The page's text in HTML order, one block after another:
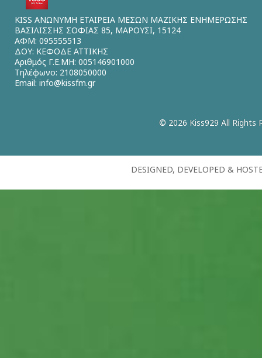
KISS ΑΝΩΝΥΜΗ ΕΤΑΙΡΕΙΑ ΜΕΣΩΝ ΜΑΖΙΚΗΣ ΕΝΗΜΕΡΩΣΗΣ
ΒΑΣΙΛΙΣΣΗΣ ΣΟΦΙΑΣ 85, ΜΑΡΟΥΣΙ, 15124
ΑΦΜ: 095555513
ΔΟΥ: ΚΕΦΟΔΕ ΑΤΤΙΚΗΣ
Αριθμός Γ.Ε.ΜΗ: 005146901000
Τηλέφωνο: 2108050000
Email: info@kissfm.gr
© 2026 Kiss929 All Rights
DESIGNED, DEVELOPED &